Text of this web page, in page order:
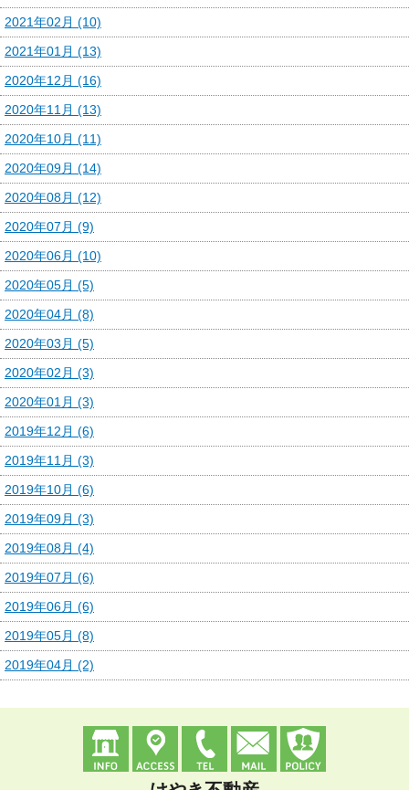
2021年02月 (10)
2021年01月 (13)
2020年12月 (16)
2020年11月 (13)
2020年10月 (11)
2020年09月 (14)
2020年08月 (12)
2020年07月 (9)
2020年06月 (10)
2020年05月 (5)
2020年04月 (8)
2020年03月 (5)
2020年02月 (3)
2020年01月 (3)
2019年12月 (6)
2019年11月 (3)
2019年10月 (6)
2019年09月 (3)
2019年08月 (4)
2019年07月 (6)
2019年06月 (6)
2019年05月 (8)
2019年04月 (2)